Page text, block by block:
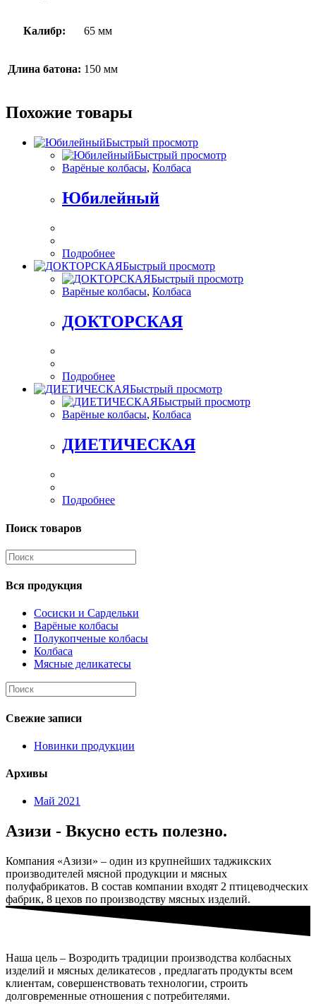
Калибр: 65 мм
Длина батона: 150 мм
Похожие товары
Быстрый просмотр
Быстрый просмотр
Варёные колбасы, Колбаса
Юбилейный
Подробнее
Быстрый просмотр
Быстрый просмотр
Варёные колбасы, Колбаса
ДОКТОРСКАЯ
Подробнее
Быстрый просмотр
Быстрый просмотр
Варёные колбасы, Колбаса
ДИЕТИЧЕСКАЯ
Подробнее
Поиск товаров
Искать:
Вся продукция
Сосиски и Сардельки
Варёные колбасы
Полукопченые колбасы
Колбаса
Мясные деликатесы
Искать:
Свежие записи
Новинки продукции
Архивы
Май 2021
Азизи - Вкусно есть полезно.
Компания «Азизи» – один из крупнейших таджикских
производителей мясной продукции и мясных
полуфабрикатов. В состав компании входят 2 птицеводческих
фабрик, 8 цехов по производству мясных изделий.
Наша цель – Возродить традиции производства колбасных
изделий и мясных деликатесов , предлагать продукты всем
клиентам, совершенствовать технологии, строить
долговременные отношения с потребителями.